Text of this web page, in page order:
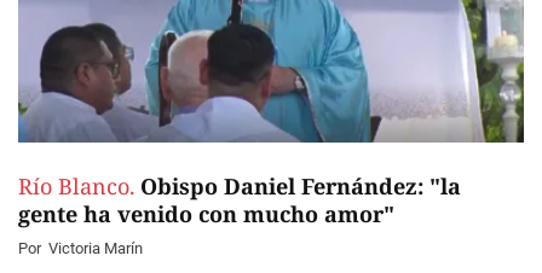
Río Blanco. Obispo Daniel Fernández: "la
gente ha venido con mucho amor"
Por Victoria Marín